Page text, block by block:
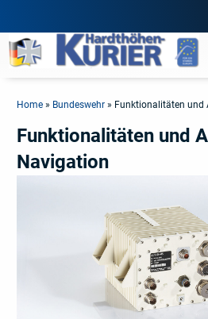
Home » Bundeswehr » Funktionalitäten und
Funktionalitäten und
Navigation